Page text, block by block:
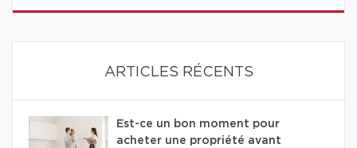
ARTICLES RÉCENTS
Est-ce un bon moment pour
acheter une propriété avant